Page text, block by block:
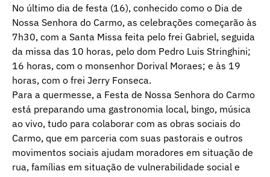
No último dia de festa (16), conhecido como o Dia de
Nossa Senhora do Carmo, as celebrações começarão às
7h30, com a Santa Missa feita pelo frei Gabriel, seguida
da missa das 10 horas, pelo dom Pedro Luis Stringhini;
16 horas, com o monsenhor Dorival Moraes; e às 19
horas, com o frei Jerry Fonseca.
Para a quermesse, a Festa de Nossa Senhora do Carmo
está preparando uma gastronomia local, bingo, música
ao vivo, tudo para colaborar com as obras sociais do
Carmo, que em parceria com suas pastorais e outros
movimentos sociais ajudam moradores em situação de
rua, famílias em situação de vulnerabilidade social e